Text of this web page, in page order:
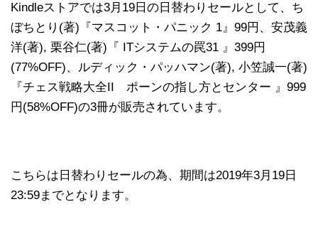
Kindleストアでは3月19日の日替わりセールとして、ち
ぼちとり(著)『マスコット・パニック 1』99円、安茂義
洋(著), 栗谷仁(著)『 ITシステムの罠31 』399円
(77%OFF)、ルディック・パッハマン(著), 小笠誠一(著)
『チェス戦略大全II ポーンの指し方とセンター 』999
円(58%OFF)の3冊が販売されています。
こちらは日替わりセールの為、期間は2019年3月19日
23:59までとなります。